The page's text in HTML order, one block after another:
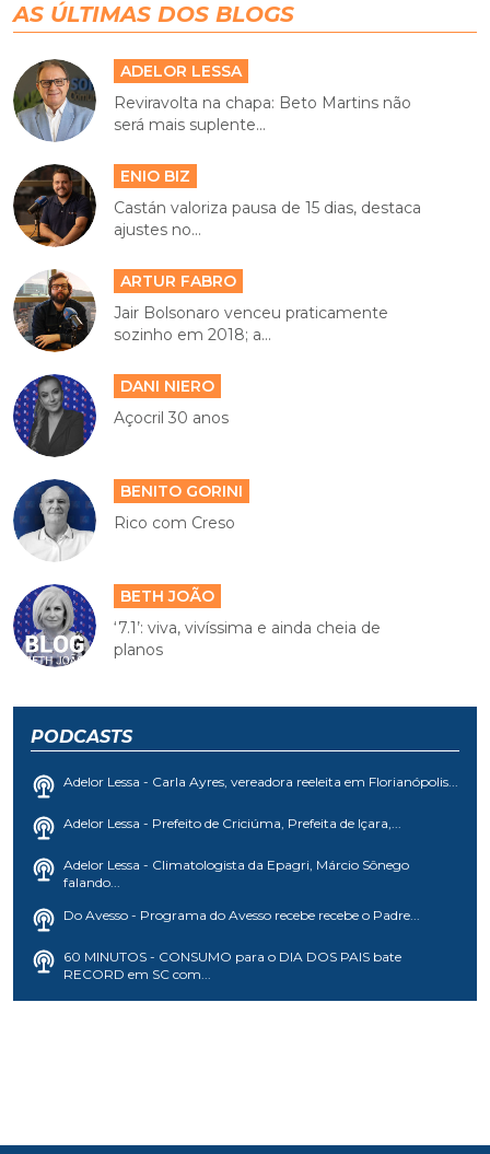
AS ÚLTIMAS DOS BLOGS
ADELOR LESSA
Reviravolta na chapa: Beto Martins não
será mais suplente...
ENIO BIZ
Castán valoriza pausa de 15 dias, destaca
ajustes no...
ARTUR FABRO
Jair Bolsonaro venceu praticamente
sozinho em 2018; a...
DANI NIERO
Açocril 30 anos
BENITO GORINI
Rico com Creso
BETH JOÃO
‘7.1’: viva, vivíssima e ainda cheia de
planos
PODCASTS
Adelor Lessa - Carla Ayres, vereadora reeleita em Florianópolis...
Adelor Lessa - Prefeito de Criciúma, Prefeita de Içara,...
Adelor Lessa - Climatologista da Epagri, Márcio Sônego
falando...
Do Avesso - Programa do Avesso recebe recebe o Padre...
60 MINUTOS - CONSUMO para o DIA DOS PAIS bate
RECORD em SC com...